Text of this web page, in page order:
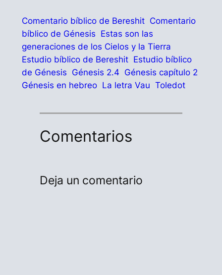
Comentario bíblico de Bereshit Comentario
bíblico de Génesis Estas son las
generaciones de los Cielos y la Tierra
Estudio bíblico de Bereshit Estudio bíblico
de Génesis Génesis 2.4 Génesis capítulo 2
Génesis en hebreo La letra Vau Toledot
Comentarios
Deja un comentario